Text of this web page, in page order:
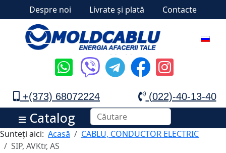
Despre noi Livrate și plată Contacte
+(373) 68072224 (022)-40-13-40
Catalog
Sunteți aici: Acasă
CABLU, CONDUCTOR ELECTRIC
SIP, AVKtr, AS